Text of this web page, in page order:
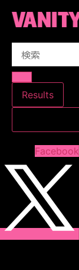
Results
Facebook